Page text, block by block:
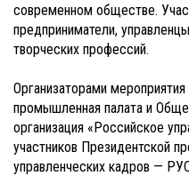
современном обществе.
предприниматели,
творческих профессий.
Организаторами
промышленная палата и
организация «Российское
участников Президентской
управленческих кадров —